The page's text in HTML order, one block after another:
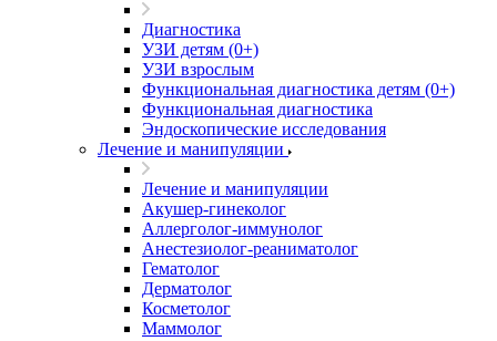
Диагностика
УЗИ детям (0+)
УЗИ взрослым
Функциональная диагностика детям (0+)
Функциональная диагностика
Эндоскопические исследования
Лечение и манипуляции
Лечение и манипуляции
Акушер-гинеколог
Аллерголог-иммунолог
Анестезиолог-реаниматолог
Гематолог
Дерматолог
Косметолог
Маммолог